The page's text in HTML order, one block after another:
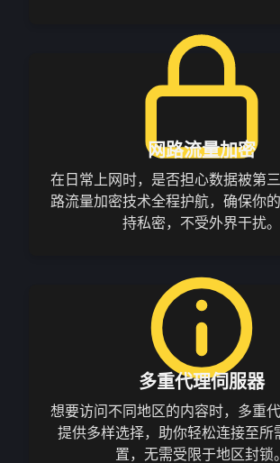
网路流量加密
在日常上网时，是否担心数据被第
路流量加密技术全程护航，确保你
持私密，不受外界干扰。
多重代理伺服器
想要访问不同地区的内容时，多重
提供多样选择，助你轻松连接至所
置，无需受限于地区封锁。